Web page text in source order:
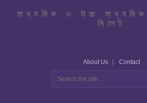
মাধ্যমিক ও উচ্চ মাধ্যমিক
সিলেট
About Us Contact